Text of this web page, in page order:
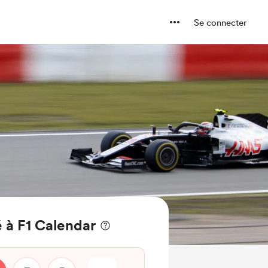
Se connecter
F1 Calendar